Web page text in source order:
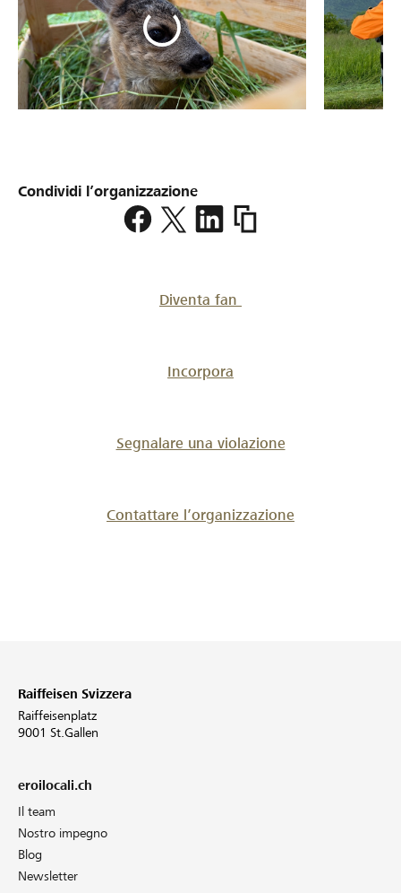
Condividi l’organizzazione
https://
rkrnd
Diventa fan
Incorpora
Segnalare una violazione
Contattare l’organizzazione
Raiffeisen Svizzera
Raiffeisenplatz
9001 St.Gallen
eroilocali.ch
Il team
Nostro impegno
Blog
Newsletter